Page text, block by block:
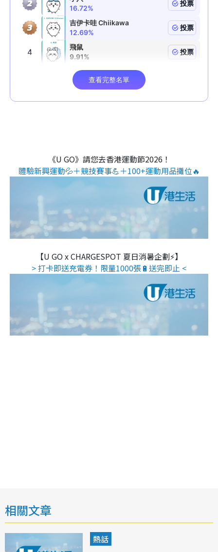
《U GO》請您去香港運動節2026！
體驗新興運動💦＋競技賽事💪＋100+運動用品攤位🔥
【U GO x CHARGESPOT 夏日消暑企劃⚡】
> 打卡即送充電券！限量1000張🔋送完即止 <
相關文章
熱話